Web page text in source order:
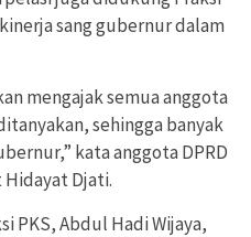
sang gubernur dalam
mengajak semua anggota
sehingga banyak
kata anggota DPRD
Hidayat Djati.
PKS, Abdul Hadi Wijaya,